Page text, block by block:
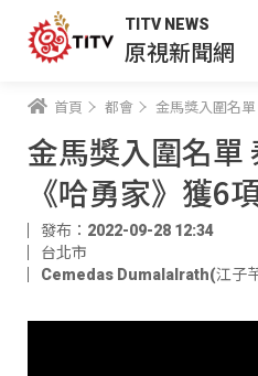
TITV NEWS
原視新聞網
首頁 都會 金馬獎入圍名單
金馬獎入圍名單
《哈勇家》獲6
發布：2022-09-28 12:34
台北市
Cemedas Dumalalrath(江子